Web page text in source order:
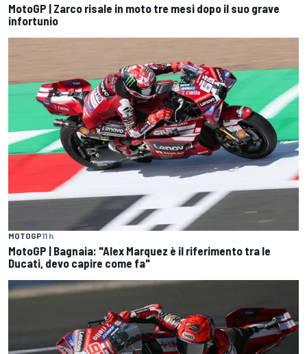
MotoGP | Zarco risale in moto tre mesi dopo il suo grave
infortunio
MOTOGP11 h
MotoGP | Bagnaia: "Alex Marquez è il riferimento tra le
Ducati, devo capire come fa"